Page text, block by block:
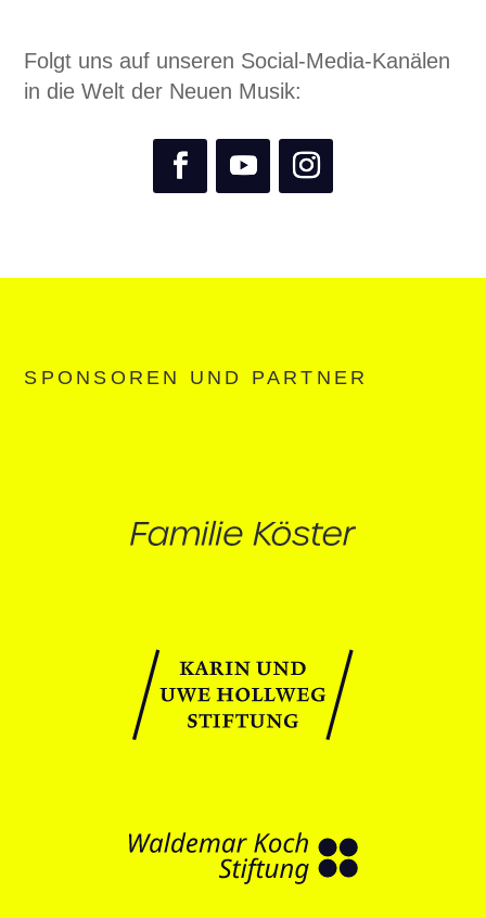
Folgt uns auf unseren Social-Media-Kanälen
in die Welt der Neuen Musik:
SPONSOREN UND PARTNER